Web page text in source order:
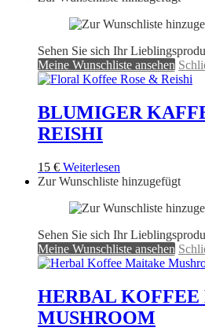
Sehen Sie sich Ihr
Meine Wunschliste ansehen
BLUMIGER
REISHI
15 € Weiterlesen
Zur Wunschliste hinzugefügt
Sehen Sie sich Ihr
Meine Wunschliste ansehen
HERBAL
MUSHROOM